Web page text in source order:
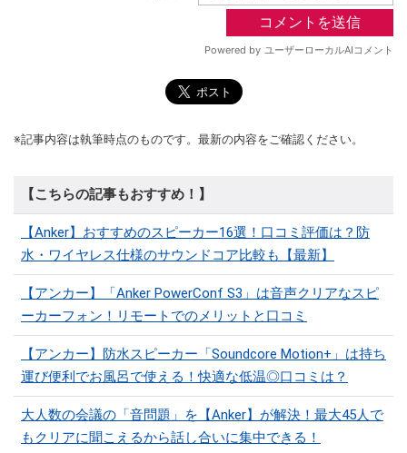
※記事内容は執筆時点のものです。最新の内容をご確認ください。
【こちらの記事もおすすめ！】
【Anker】おすすめのスピーカー16選！口コミ評価は？防
水・ワイヤレス仕様のサウンドコア比較も【最新】
【アンカー】「Anker PowerConf S3」は音声クリアなスピ
ーカーフォン！リモートでのメリットと口コミ
【アンカー】防水スピーカー「Soundcore Motion+」は持ち
運び便利でお風呂で使える！快適な低温◎口コミは？
大人数の会議の「音問題」を【Anker】が解決！最大45人で
もクリアに聞こえるから話し合いに集中できる！